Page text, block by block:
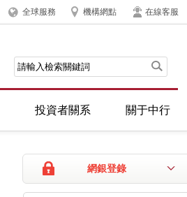
全球服務 機構網點 在線客服
投資者關系 關于中行
網銀登錄